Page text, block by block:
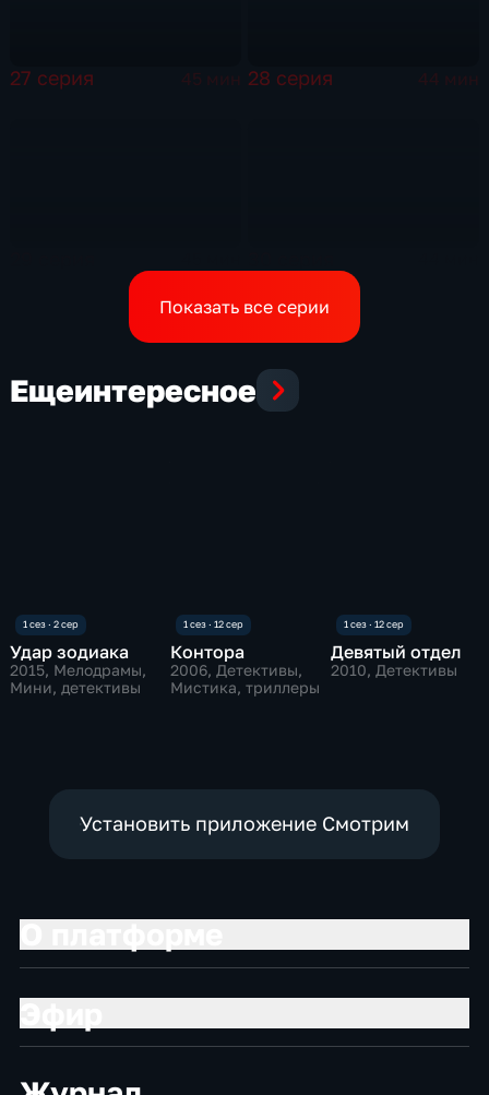
27 серия 45 мин 28 серия 44 мин
Показать все серии
Ещеинтересное
Удар зодиака
2015, Мелодрамы,
Мини, детективы
Контора
2006, Детективы,
Мистика, триллеры
Девятый отдел
2010, Детективы
Установить приложение Смотрим